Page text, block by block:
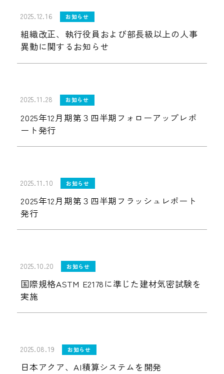
2025.12.16 お知らせ
組織改正、執行役員および部長級以上の人事
異動に関するお知らせ
2025.11.28 お知らせ
2025年12月期第３四半期フォローアップレポ
ート発行
2025.11.10 お知らせ
2025年12月期第３四半期フラッシュレポート
発行
2025.10.20 お知らせ
国際規格ASTM E2178に準じた建材気密試験を
実施
2025.08.19 お知らせ
日本アクア、AI積算システムを開発